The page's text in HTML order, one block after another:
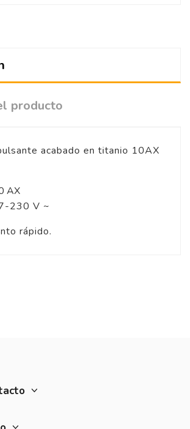
producto
acabado en titanio 10AX
AX
230 V ~
rápido.